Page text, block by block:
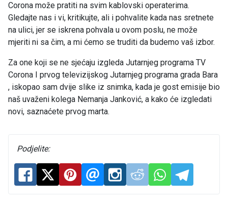
Corona može pratiti na svim kablovski operaterima.
Gledajte nas i vi, kritikujte, ali i pohvalite kada nas sretnete
na ulici, jer se iskrena pohvala u ovom poslu, ne može
mjeriti ni sa čim, a mi ćemo se truditi da budemo vaš izbor.
Za one koji se ne sjećaju izgleda Jutarnjeg programa TV
Corona I prvog televizijskog Jutarnjeg programa grada Bara
, iskopao sam dvije slike iz snimka, kada je gost emisije bio
naš uvaženi kolega Nemanja Janković, a kako će izgledati
novi, saznaćete prvog marta.
Podjelite: